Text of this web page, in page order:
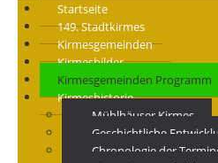
Startseite
149. Stadtkirmes
Kirmesgemeinden
Kirmesbilder
Kirmesgemeinden Programm
Kirmeshistorie
Mühlhäuser Kirmes
Geschichtliche
Chronologie der